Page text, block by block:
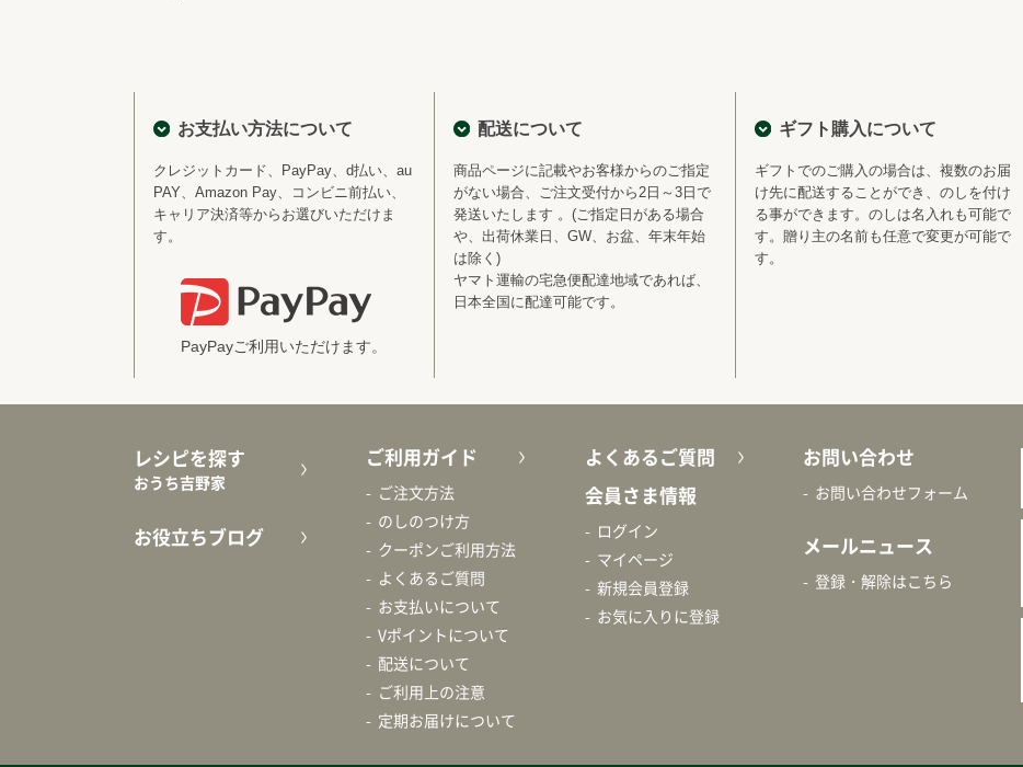
お支払い方法について
クレジットカード、PayPay、d払い、au
PAY、Amazon Pay、コンビニ前払い、
キャリア決済等からお選びいただけま
す。
PayPayご利用いただけます。
配送について
商品ページに記載やお客様からのご指定
がない場合、ご注文受付から2日～3日で
発送いたします 。(ご指定日がある場合
や、出荷休業日、GW、お盆、年末年始
は除く)
ヤマト運輸の宅急便配達地域であれば、
日本全国に配達可能です。
ギフト購入について
ギフトでのご購入の場合は、複数のお届
け先に配送することができ、のしを付け
る事ができます。のしは名入れも可能で
す。贈り主の名前も任意で変更が可能で
す。
レシピを探す
おうち吉野家
お役立ちブログ
ご利用ガイド
ご注文方法
のしのつけ方
クーポンご利用方法
よくあるご質問
お支払いについて
Vポイントについて
配送について
ご利用上の注意
定期お届けについて
よくあるご質問
会員さま情報
ログイン
マイページ
新規会員登録
お気に入りに登録
お問い合わせ
お問い合わせフォーム
メールニュース
登録・解除はこちら